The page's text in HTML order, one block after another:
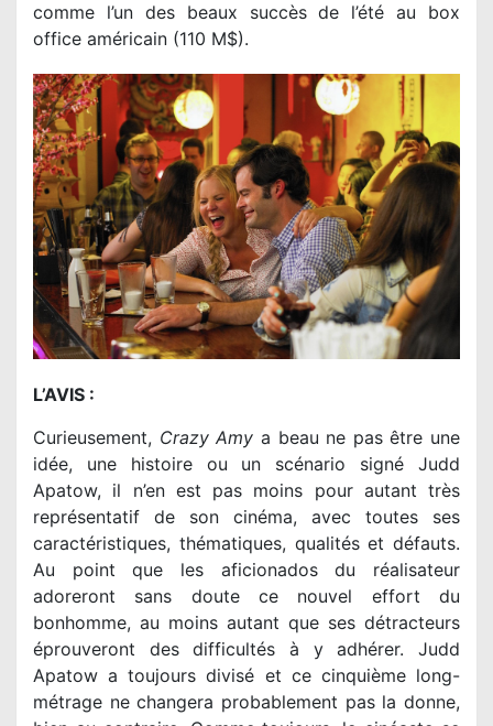
comme l’un des beaux succès de l’été au box
office américain (110 M$).
L’AVIS :
Curieusement, Crazy Amy a beau ne pas être une
idée, une histoire ou un scénario signé Judd
Apatow, il n’en est pas moins pour autant très
représentatif de son cinéma, avec toutes ses
caractéristiques, thématiques, qualités et défauts.
Au point que les aficionados du réalisateur
adoreront sans doute ce nouvel effort du
bonhomme, au moins autant que ses détracteurs
éprouveront des difficultés à y adhérer. Judd
Apatow a toujours divisé et ce cinquième long-
métrage ne changera probablement pas la donne,